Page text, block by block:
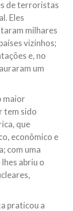
de terroristas
Eles
milhares
vizinhos;
e, no
um
maior
tem sido
que
econômico e
com uma
abriu o
praticou a